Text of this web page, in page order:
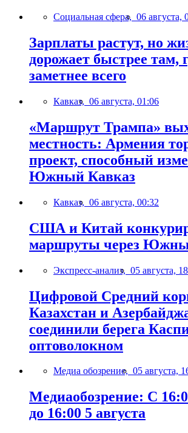
Социальная сфера, 06 августа,
Зарплаты растут, но
дорожает быстрее там,
заметнее всего
Кавказ, 06 августа, 01:06
«Маршрут Трампа»
местность: Армения
проект, способный
Южный Кавказ
Кавказ, 06 августа, 00:32
США и Китай
маршруты через
Экспресс-анализ, 05 августа,
Цифровой Средний
Казахстан и
соединили берега
оптоволокном
Медиа обозрение, 05 августа,
Медиаобозрение: С
до 16:00 5 августа